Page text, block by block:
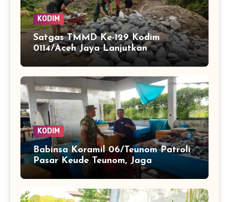
KODIM
Satgas TMMD Ke-129 Kodim
0114/Aceh Jaya Lanjutkan
Pembuatan Jembatan Kayu 4×6
KODIM
Babinsa Koramil 06/Teunom Patroli
Pasar Keude Teunom, Jaga
Keamanan dan Kenyamanan
Aktivitas Warga